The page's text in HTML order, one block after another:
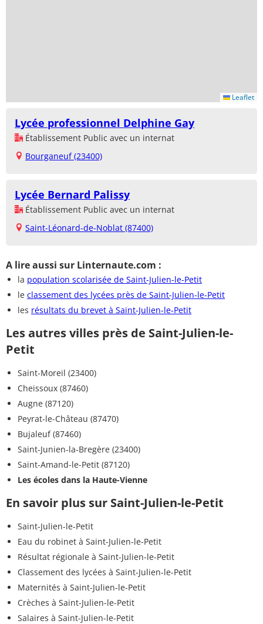
Leaflet
Lycée professionnel Delphine Gay
Établissement Public avec un internat
Bourganeuf (23400)
Lycée Bernard Palissy
Établissement Public avec un internat
Saint-Léonard-de-Noblat (87400)
A lire aussi sur Linternaute.com :
la population scolarisée de Saint-Julien-le-Petit
le classement des lycées près de Saint-Julien-le-Petit
les résultats du brevet à Saint-Julien-le-Petit
Les autres villes près de Saint-Julien-le-
Petit
Saint-Moreil (23400)
Cheissoux (87460)
Augne (87120)
Peyrat-le-Château (87470)
Bujaleuf (87460)
Saint-Junien-la-Bregère (23400)
Saint-Amand-le-Petit (87120)
Les écoles dans la Haute-Vienne
En savoir plus sur Saint-Julien-le-Petit
Saint-Julien-le-Petit
Eau du robinet à Saint-Julien-le-Petit
Résultat régionale à Saint-Julien-le-Petit
Classement des lycées à Saint-Julien-le-Petit
Maternités à Saint-Julien-le-Petit
Crèches à Saint-Julien-le-Petit
Salaires à Saint-Julien-le-Petit